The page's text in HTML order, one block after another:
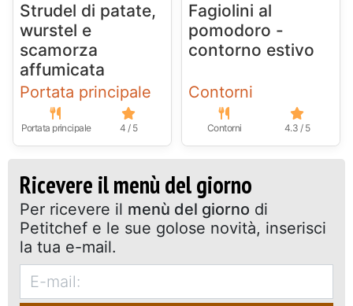
Strudel di patate,
wurstel e
scamorza
affumicata
Portata principale
Portata principale 4 / 5
Fagiolini al
pomodoro -
contorno estivo
Contorni
Contorni 4.3 / 5
Ricevere il menù del giorno
Per ricevere il menù del giorno di
Petitchef e le sue golose novità, inserisci
la tua e-mail.